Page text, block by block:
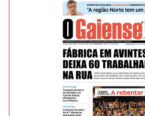
Camisola
Amarela
após
quarto